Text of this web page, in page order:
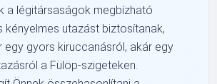
a légitársaságok megbízható
kényelmes utazást biztosítanak,
egy gyors kiruccanásról, akár egy
a Fülöp-szigeteken.